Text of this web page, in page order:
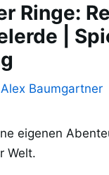
Ringe:
|
Alex Baumgartner
eigenen
Welt.